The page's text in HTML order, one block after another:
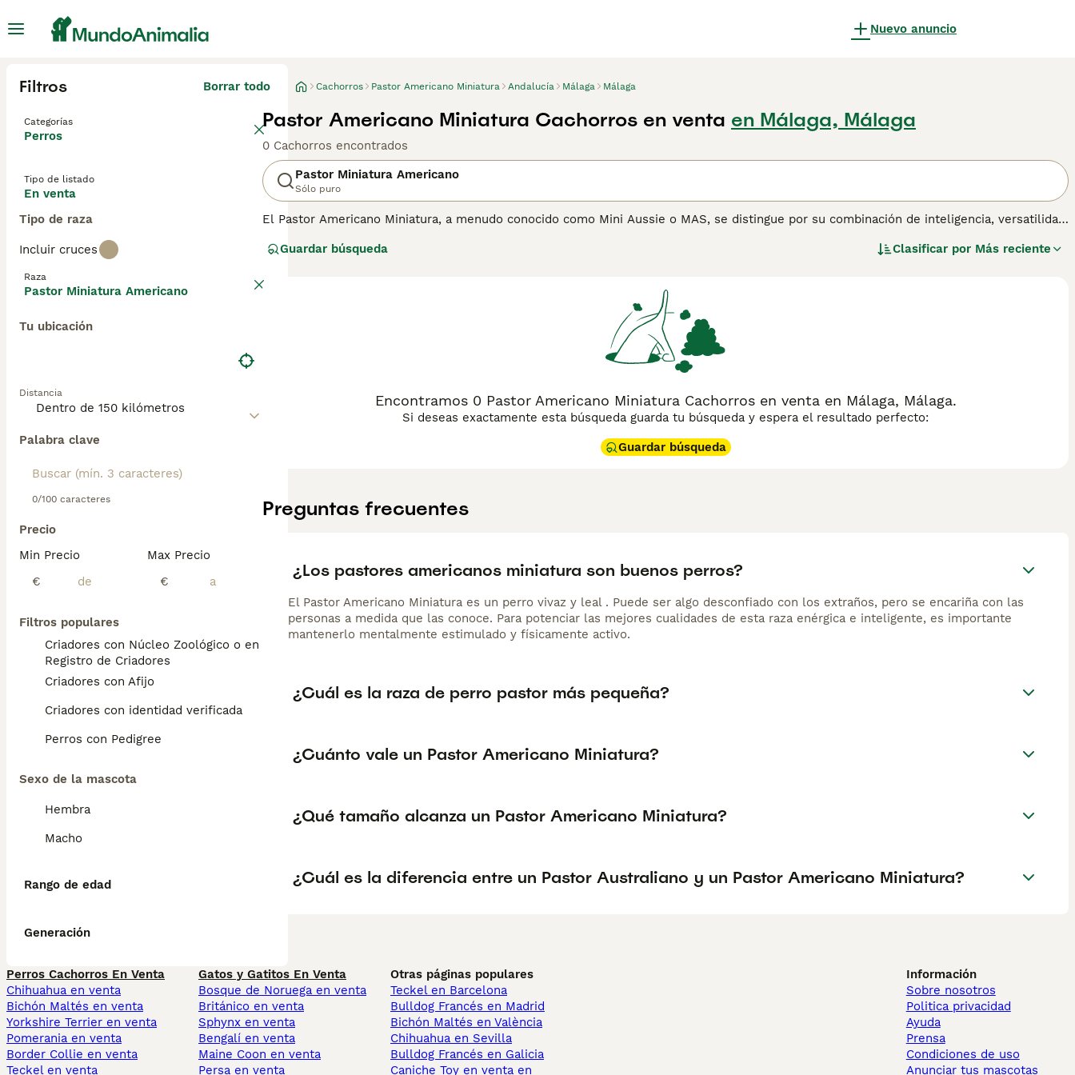
Nuevo anuncio
Filtros Borrar todo
Categorías
Perros
Tipo de listado
En venta
Tipo de raza
Incluir cruces
Raza
Pastor Miniatura Americano
Tu ubicación
Distancia
Palabra clave
0/100 caracteres
Precio
Min Precio
€
Max Precio
€
Filtros populares
Criadores con Núcleo Zoológico o en el
Registro de Criadores
Criadores con Afijo
Criadores con identidad verificada
Perros con Pedigree
Sexo de la mascota
Hembra
Macho
Rango de edad
Generación
Cachorros Pastor Americano Miniatura Andalucía Málaga Málaga
Pastor Americano Miniatura Cachorros en venta en Málaga, Málaga
0 Cachorros encontrados
Pastor Miniatura Americano
Sólo puro
El Pastor Americano Miniatura, a menudo conocido como Mini Aussie o MAS, se distingue por su combinación de inteligencia, versatilidad
excelentes trabajadores y compañeros. Presumen de pelajes vibrantes en tonos como negro, azul merle, rojo y rojo merle, a menudo
cuando se socializan adecuadamente, se llevan bien con niños y otras mascotas. Dada su naturaleza activa, prosperan con ejercicio
regular y aventuras al aire libre. Los propietarios potenciales deben estar bien informados sobre los requisitos del Mini Aussie para
Guardar búsqueda Clasificar por Más reciente
Encontramos 0 Pastor Americano Miniatura Cachorros en venta en Málaga, Málaga.
Si deseas exactamente esta búsqueda guarda tu búsqueda y espera el resultado perfecto:
Guardar búsqueda
Preguntas frecuentes
¿Los pastores americanos miniatura son buenos perros?
El Pastor Americano Miniatura es un perro vivaz y leal . Puede ser algo desconfiado con los extraños, pero se encariña con las
personas a medida que las conoce. Para potenciar las mejores cualidades de esta raza enérgica e inteligente, es importante
mantenerlo mentalmente estimulado y físicamente activo.
¿Cuál es la raza de perro pastor más pequeña?
¿Cuánto vale un Pastor Americano Miniatura?
¿Qué tamaño alcanza un Pastor Americano Miniatura?
¿Cuál es la diferencia entre un Pastor Australiano y un Pastor Americano Miniatura?
Perros Cachorros En Venta
Chihuahua en venta
Bichón Maltés en venta
Yorkshire Terrier en venta
Pomerania en venta
Border Collie en venta
Teckel en venta
Gatos y Gatitos En Venta
Bosque de Noruega en venta
Británico en venta
Sphynx en venta
Bengalí en venta
Maine Coon en venta
Persa en venta
Otras páginas populares
Teckel en Barcelona
Bulldog Francés en Madrid
Bichón Maltés en València
Chihuahua en Sevilla
Bulldog Francés en Galicia
Caniche Toy en venta en
Información
Sobre nosotros
Politica privacidad
Ayuda
Prensa
Condiciones de uso
Anunciar tus mascotas